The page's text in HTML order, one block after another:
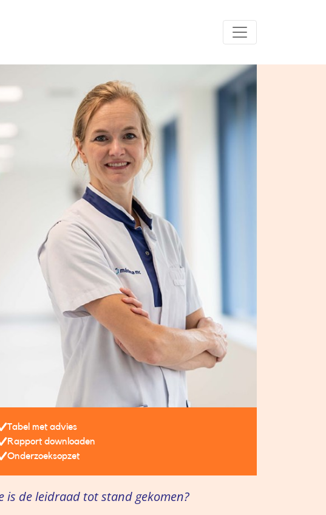
Tabel met advies
Rapport downloaden
Onderzoeksopzet
is de leidraad tot stand gekomen?